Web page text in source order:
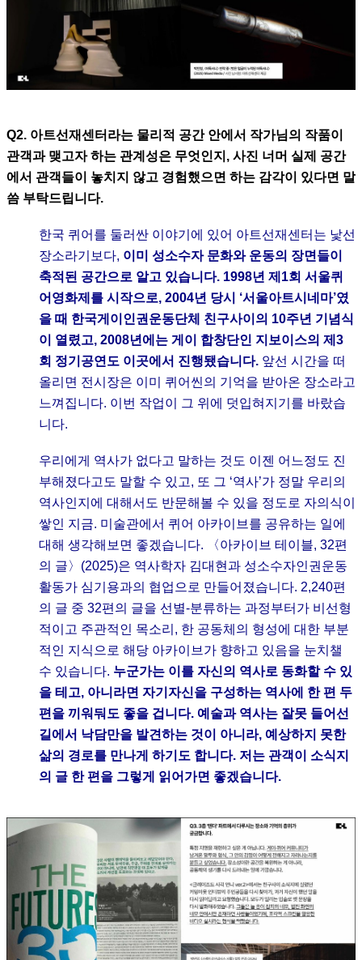
Q2. 아트선재센터라는 물리적 공간 안에서 작가님의 작품이
관객과 맺고자 하는 관계성은 무엇인지, 사진 너머 실제 공간
에서 관객들이 놓치지 않고 경험했으면 하는 감각이 있다면 말
씀 부탁드립니다.
한국 퀴어를 둘러싼 이야기에 있어 아트선재센터는 낯선
장소라기보다, 이미 성소수자 문화와 운동의 장면들이
축적된 공간으로 알고 있습니다. 1998년 제1회 서울퀴
어영화제를 시작으로, 2004년 당시 ‘서울아트시네마’였
을 때 한국게이인권운동단체 친구사이의 10주년 기념식
이 열렸고, 2008년에는 게이 합창단인 지보이스의 제3
회 정기공연도 이곳에서 진행됐습니다. 앞선 시간을 떠
올리면 전시장은 이미 퀴어씬의 기억을 받아온 장소라고
느껴집니다. 이번 작업이 그 위에 덧입혀지기를 바랐습
니다.
우리에게 역사가 없다고 말하는 것도 이젠 어느정도 진
부해졌다고도 말할 수 있고, 또 그 ‘역사’가 정말 우리의
역사인지에 대해서도 반문해볼 수 있을 정도로 자의식이
쌓인 지금. 미술관에서 퀴어 아카이브를 공유하는 일에
대해 생각해보면 좋겠습니다. 〈아카이브 테이블, 32편
의 글〉(2025)은 역사학자 김대현과 성소수자인권운동
활동가 심기용과의 협업으로 만들어졌습니다. 2,240편
의 글 중 32편의 글을 선별-분류하는 과정부터가 비선형
적이고 주관적인 목소리, 한 공동체의 형성에 대한 부분
적인 지식으로 해당 아카이브가 향하고 있음을 눈치챌
수 있습니다. 누군가는 이를 자신의 역사로 동화할 수 있
을 테고, 아니라면 자기자신을 구성하는 역사에 한 편 두
편을 끼워둬도 좋을 겁니다. 예술과 역사는 잘못 들어선
길에서 낙담만을 발견하는 것이 아니라, 예상하지 못한
삶의 경로를 만나게 하기도 합니다. 저는 관객이 소식지
의 글 한 편을 그렇게 읽어가면 좋겠습니다.